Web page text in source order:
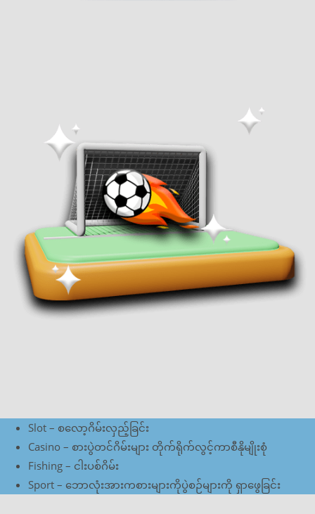
Slot – စလော့ဂိမ်းလှည့်ခြင်း
Casino – စားပွဲတင်ဂိမ်းများ တိုက်ရိုက်လွင့်ကာစီနိုမျိုးစုံ
Fishing – ငါးပစ်ဂိမ်း
Sport – ဘောလုံးအားကစားများကိုပွဲစဉ်များကို ရှာဖွေခြင်း